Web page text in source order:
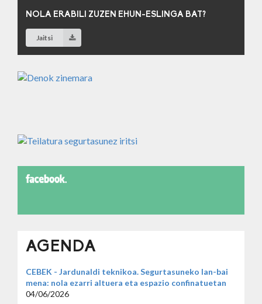
NOLA ERABILI ZUZEN EHUN-ESLINGA BAT?
Jaitsi
AGENDA
CEBEK - Jardunaldi teknikoa. Segurtasuneko lan-bai
mena: nola ezarri altuera eta espazio confinatuetan
04/06/2026